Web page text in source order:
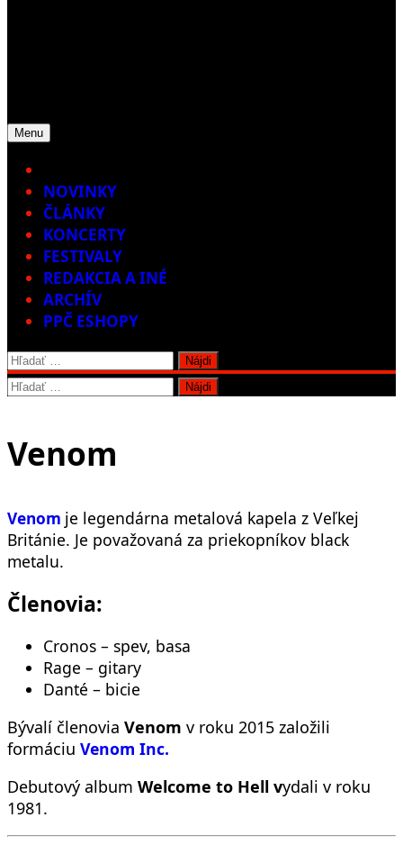
Menu
NOVINKY
ČLÁNKY
KONCERTY
FESTIVALY
REDAKCIA A INÉ
ARCHÍV
PPČ ESHOPY
Hľadať:
Hľadať:
Venom
Venom je legendárna metalová kapela z Veľkej
Británie. Je považovaná za priekopníkov black
metalu.
Členovia:
Cronos – spev, basa
Rage – gitary
Danté – bicie
Bývalí členovia Venom v roku 2015 založili
formáciu Venom Inc.
Debutový album Welcome to Hell vydali v roku
1981.